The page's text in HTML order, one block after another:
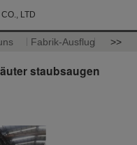
LTD
Fabrik-Ausflug >>
staubsaugen